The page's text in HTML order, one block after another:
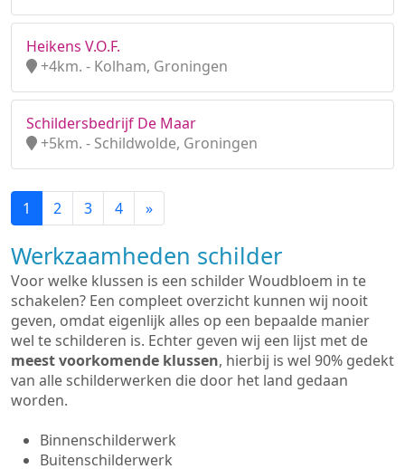
Heikens V.O.F.
+4km. - Kolham, Groningen
Schildersbedrijf De Maar
+5km. - Schildwolde, Groningen
1 2 3 4 »
Werkzaamheden schilder
Voor welke klussen is een schilder Woudbloem in te
schakelen? Een compleet overzicht kunnen wij nooit
geven, omdat eigenlijk alles op een bepaalde manier
wel te schilderen is. Echter geven wij een lijst met de
meest voorkomende klussen, hierbij is wel 90% gedekt
van alle schilderwerken die door het land gedaan
worden.
Binnenschilderwerk
Buitenschilderwerk